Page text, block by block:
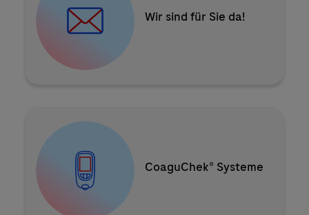
Wir sind für Sie da!
CoaguChek® Systeme